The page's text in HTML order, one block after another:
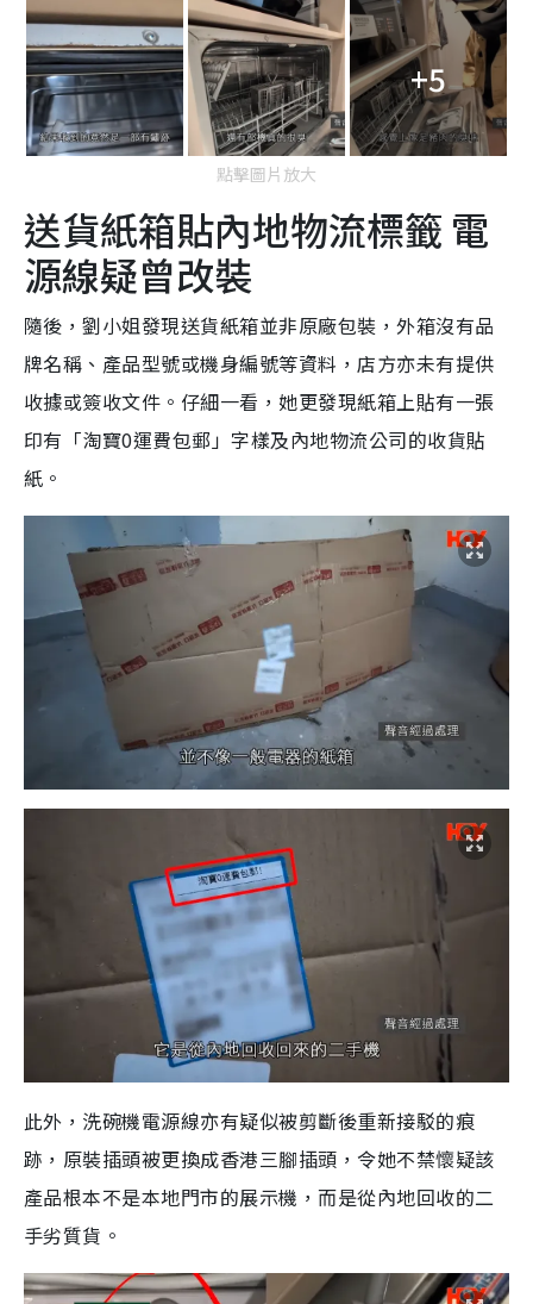
+5
點擊圖片放大
送貨紙箱貼內地物流標籤 電
源線疑曾改裝
隨後，劉小姐發現送貨紙箱並非原廠包裝，外箱沒有品
牌名稱、產品型號或機身編號等資料，店方亦未有提供
收據或簽收文件。仔細一看，她更發現紙箱上貼有一張
印有「淘寶0運費包郵」字樣及內地物流公司的收貨貼
紙。
此外，洗碗機電源線亦有疑似被剪斷後重新接駁的痕
跡，原裝插頭被更換成香港三腳插頭，令她不禁懷疑該
產品根本不是本地門市的展示機，而是從內地回收的二
手劣質貨。